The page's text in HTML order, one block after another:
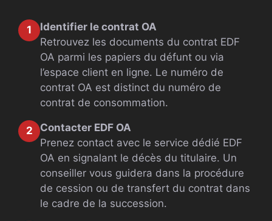
1
Identifier le contrat OA
Retrouvez les documents du contrat EDF
OA parmi les papiers du défunt ou via
l’espace client en ligne. Le numéro de
contrat OA est distinct du numéro de
contrat de consommation.
2
Contacter EDF OA
Prenez contact avec le service dédié EDF
OA en signalant le décès du titulaire. Un
conseiller vous guidera dans la procédure
de cession ou de transfert du contrat dans
le cadre de la succession.